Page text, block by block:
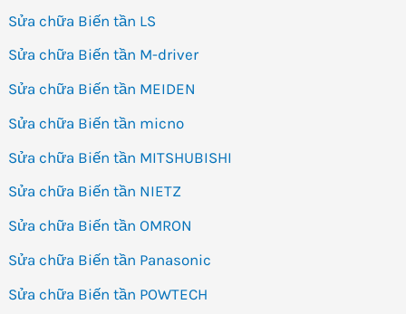
Sửa chữa Biến tần LS
Sửa chữa Biến tần M-driver
Sửa chữa Biến tần MEIDEN
Sửa chữa Biến tần micno
Sửa chữa Biến tần MITSHUBISHI
Sửa chữa Biến tần NIETZ
Sửa chữa Biến tần OMRON
Sửa chữa Biến tần Panasonic
Sửa chữa Biến tần POWTECH